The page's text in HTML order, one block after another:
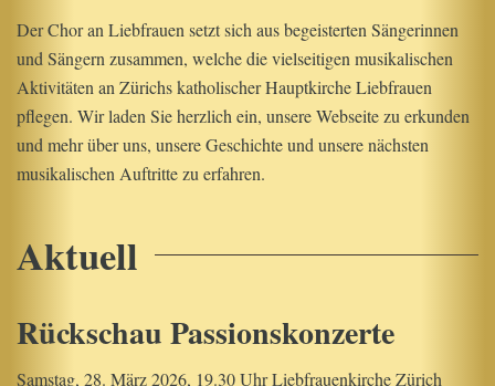
Der Chor an Liebfrauen setzt sich aus begeisterten Sängerinnen
und Sängern zusammen, welche die vielseitigen musikalischen
Aktivitäten an Zürichs katholischer Hauptkirche Liebfrauen
pflegen. Wir laden Sie herzlich ein, unsere Webseite zu erkunden
und mehr über uns, unsere Geschichte und unsere nächsten
musikalischen Auftritte zu erfahren.
Aktuell
Rückschau Passionskonzerte
Samstag, 28. März 2026, 19.30 Uhr Liebfrauenkirche Zürich